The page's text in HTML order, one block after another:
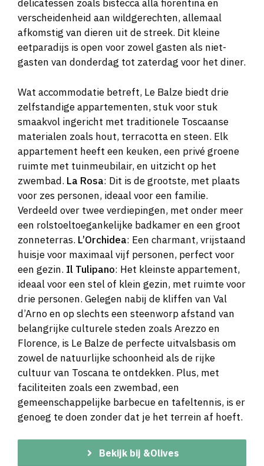
delicatessen zoals bistecca alla fiorentina en
verscheidenheid aan wildgerechten, allemaal
afkomstig van dieren uit de streek. Dit kleine
eetparadijs is open voor zowel gasten als niet-
gasten van donderdag tot zaterdag voor het diner.
Wat accommodatie betreft, Le Balze biedt drie
zelfstandige appartementen, stuk voor stuk
smaakvol ingericht met traditionele Toscaanse
materialen zoals hout, terracotta en steen. Elk
appartement heeft een keuken, een privé groene
ruimte met tuinmeubilair, en uitzicht op het
zwembad. La Rosa: Dit is de grootste, met plaats
voor zes personen, ideaal voor een familie.
Verdeeld over twee verdiepingen, met onder meer
een rolstoeltoegankelijke badkamer en een groot
zonneterras. L’Orchidea: Een charmant, vrijstaand
huisje voor maximaal vijf personen, perfect voor
een gezin. Il Tulipano: Het kleinste appartement,
ideaal voor een stel of klein gezin, met ruimte voor
drie personen. Gelegen nabij de kliffen van Val
d’Arno en op slechts een steenworp afstand van
belangrijke culturele steden zoals Arezzo en
Florence, is Le Balze de perfecte uitvalsbasis om
zowel de natuurlijke schoonheid als de rijke
cultuur van Toscana te ontdekken. Plus, met
faciliteiten zoals een zwembad, een
gemeenschappelijke barbecue en tafeltennis, is er
genoeg te doen zonder dat je het terrein af hoeft.
Bekijk bij &Olives